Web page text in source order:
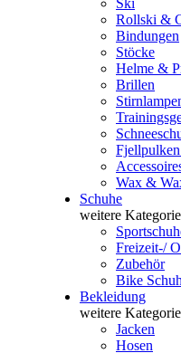
Ski
Rollski &
Bindungen
Stöcke
Helme &
Brillen
Wax &
Schuhe
weitere
Freizeit-/
Zubehör
Bike
Bekleidung
weitere
Jacken
Hosen